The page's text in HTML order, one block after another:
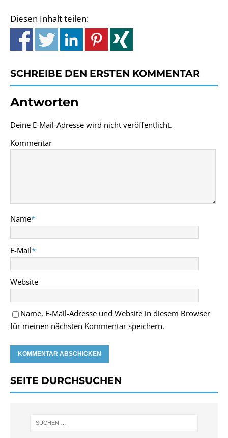
Diesen Inhalt teilen:
SCHREIBE DEN ERSTEN KOMMENTAR
Antworten
Deine E-Mail-Adresse wird nicht veröffentlicht.
Kommentar
Name*
E-Mail*
Website
Name, E-Mail-Adresse und Website in diesem Browser
für meinen nächsten Kommentar speichern.
SEITE DURCHSUCHEN